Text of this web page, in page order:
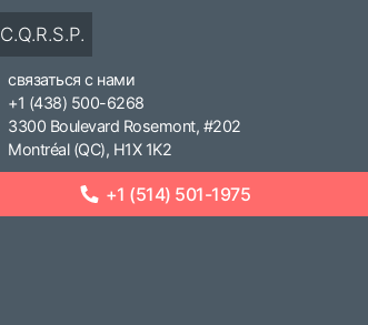
C.Q.R.S.P.
связаться с нами
+1 (438) 500-6268
3300 Boulevard Rosemont, #202
Montréal (QC), H1X 1K2
+1 (514) 501-1975